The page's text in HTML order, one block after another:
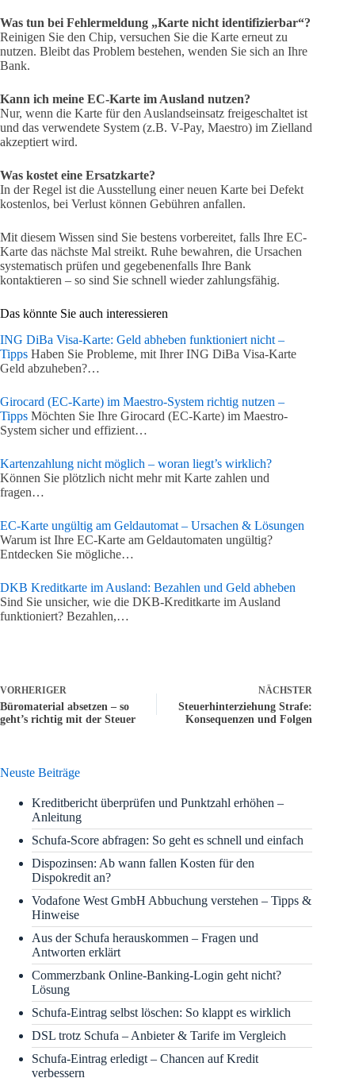
Was tun bei Fehlermeldung „Karte nicht identifizierbar“?
Reinigen Sie den Chip, versuchen Sie die Karte erneut zu
nutzen. Bleibt das Problem bestehen, wenden Sie sich an Ihre
Bank.
Kann ich meine EC-Karte im Ausland nutzen?
Nur, wenn die Karte für den Auslandseinsatz freigeschaltet ist
und das verwendete System (z.B. V-Pay, Maestro) im Zielland
akzeptiert wird.
Was kostet eine Ersatzkarte?
In der Regel ist die Ausstellung einer neuen Karte bei Defekt
kostenlos, bei Verlust können Gebühren anfallen.
Mit diesem Wissen sind Sie bestens vorbereitet, falls Ihre EC-
Karte das nächste Mal streikt. Ruhe bewahren, die Ursachen
systematisch prüfen und gegebenenfalls Ihre Bank
kontaktieren – so sind Sie schnell wieder zahlungsfähig.
Das könnte Sie auch interessieren
ING DiBa Visa-Karte: Geld abheben funktioniert nicht –
Tipps Haben Sie Probleme, mit Ihrer ING DiBa Visa-Karte
Geld abzuheben?…
Girocard (EC-Karte) im Maestro-System richtig nutzen –
Tipps Möchten Sie Ihre Girocard (EC-Karte) im Maestro-
System sicher und effizient…
Karten­zahlung nicht möglich – woran liegt’s wirklich?
Können Sie plötzlich nicht mehr mit Karte zahlen und
fragen…
EC-Karte ungültig am Geldautomat – Ursachen & Lösungen
Warum ist Ihre EC-Karte am Geldautomaten ungültig?
Entdecken Sie mögliche…
DKB Kreditkarte im Ausland: Bezahlen und Geld abheben
Sind Sie unsicher, wie die DKB-Kreditkarte im Ausland
funktioniert? Bezahlen,…
VORHERIGER
Büromaterial absetzen – so
geht’s richtig mit der Steuer
NÄCHSTER
Steuerhinterziehung Strafe:
Konsequenzen und Folgen
Neuste Beiträge
Kreditbericht überprüfen und Punktzahl erhöhen –
Anleitung
Schufa-Score abfragen: So geht es schnell und einfach
Dispozinsen: Ab wann fallen Kosten für den
Dispokredit an?
Vodafone West GmbH Abbuchung verstehen – Tipps &
Hinweise
Aus der Schufa herauskommen – Fragen und
Antworten erklärt
Commerzbank Online-Banking-Login geht nicht?
Lösung
Schufa-Eintrag selbst löschen: So klappt es wirklich
DSL trotz Schufa – Anbieter & Tarife im Vergleich
Schufa-Eintrag erledigt – Chancen auf Kredit
verbessern